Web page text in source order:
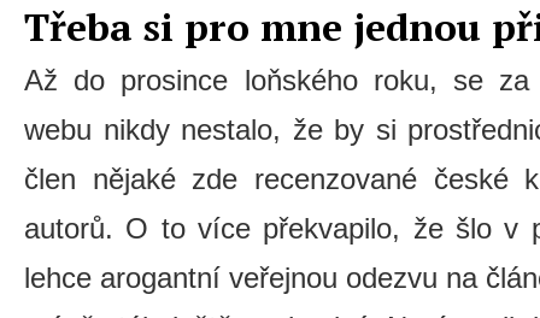
Třeba si pro mne jednou
Až do prosince loňského roku, se
webu nikdy nestalo, že by si
člen nějaké zde recenzované české
autorů. O to více překvapilo, že šlo v
lehce arogantní veřejnou odezvu na